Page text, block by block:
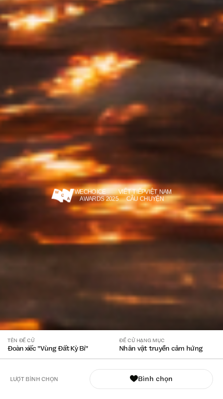
WECHOICE
AWARDS 2025
VIẾT TIẾPVIỆT NAM
CÂU CHUYỆN
TÊN ĐỀ CỬ
Đoàn xiếc "Vùng Đất Kỳ Bí"
ĐỀ CỬ HẠNG MỤC
Nhân vật truyền cảm hứng
LƯỢT BÌNH CHỌN Bình chọn